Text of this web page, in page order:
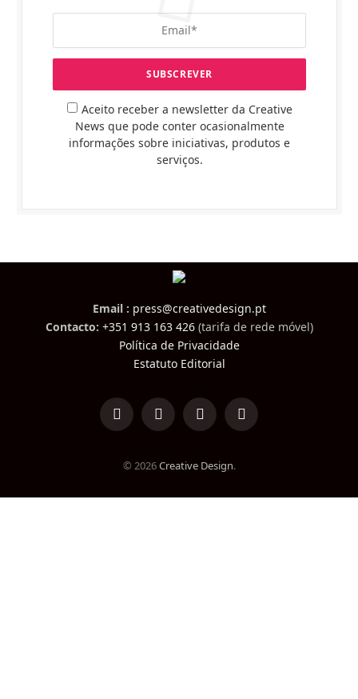
Aceito receber a newsletter da Creative
News que pode conter ocasionalmente
informações sobre iniciativas, produtos e
serviços.
Email : press@creativedesign.pt
Contacto: +351 913 163 426(tarifa de rede móvel)
Política de Privacidade
Estatuto Editorial
LinkedInFacebookInstagramTikTok
© 2026Creative Design.